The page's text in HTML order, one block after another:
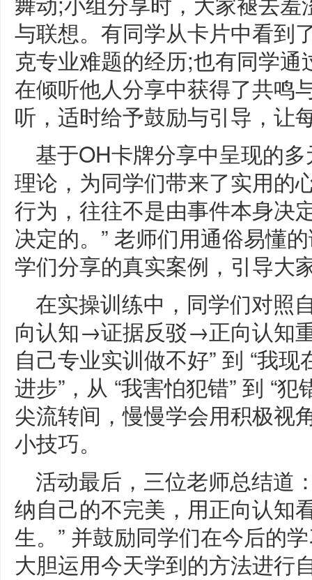
与联想。有同学从卡片中看到
克专业难题的经历;也有同学
在倾听他人分享中获得了共鸣
听，适时给予鼓励与引导，让
基于OH卡牌分享中呈现的
理论，为同学们带来了实用的
行为，往往不是由事件本身决
决定的。” 老师们用通俗易懂
学们分享的真实案例，引导大
在实操训练中，同学们对照
向认知→证据反驳→正向认知
自己专业实训做不好” 到 “我
进步”，从 “我害怕犯错” 到 “
尖流转间，慢慢学会用积极视
小技巧。
活动最后，三位老师总结道
纳自己的不完美，用正向认知
生。” 并鼓励同学们在今后的
大胆运用今天学到的方法进行